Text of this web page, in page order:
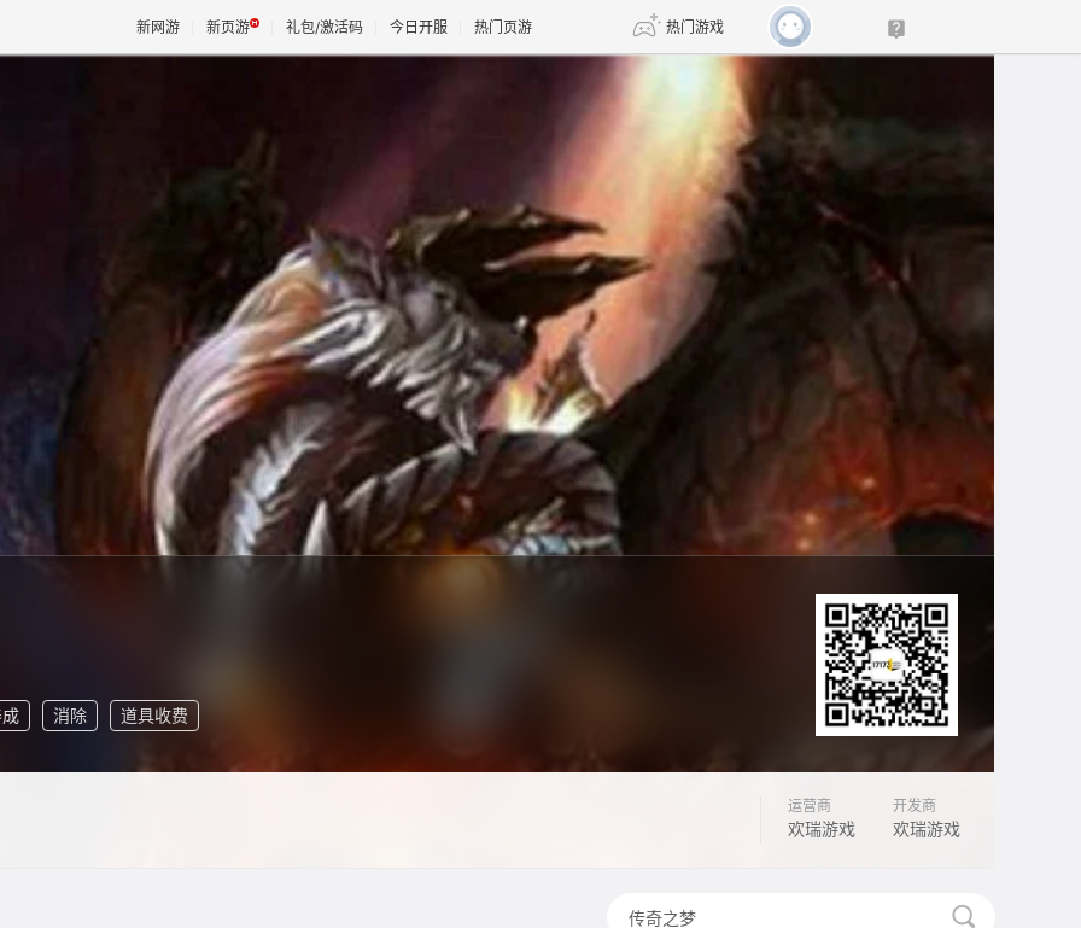
新网游 新页游 礼包/激活码 今日开服 热门页游 热门游戏
天堂 剑网3旗舰版 新天龙八部
诛仙世界 新仙侠5
消除 道具收费
运营商
欢瑞游戏
开发商
欢瑞游戏